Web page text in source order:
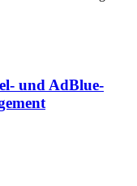
und AdBlue-